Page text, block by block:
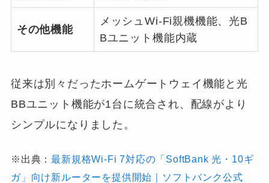
その他機能
メッシュWi-Fi親機機能、光B
Bユニット機能内蔵
従来は別々だったホームゲートウェイ機能と光
BBユニット機能が1台に統合され、配線がより
シンプルになりました。
※出典：最新規格Wi-Fi 7対応の「SoftBank 光・10ギ
ガ」向け新ルーターを提供開始｜ソフトバンク公式